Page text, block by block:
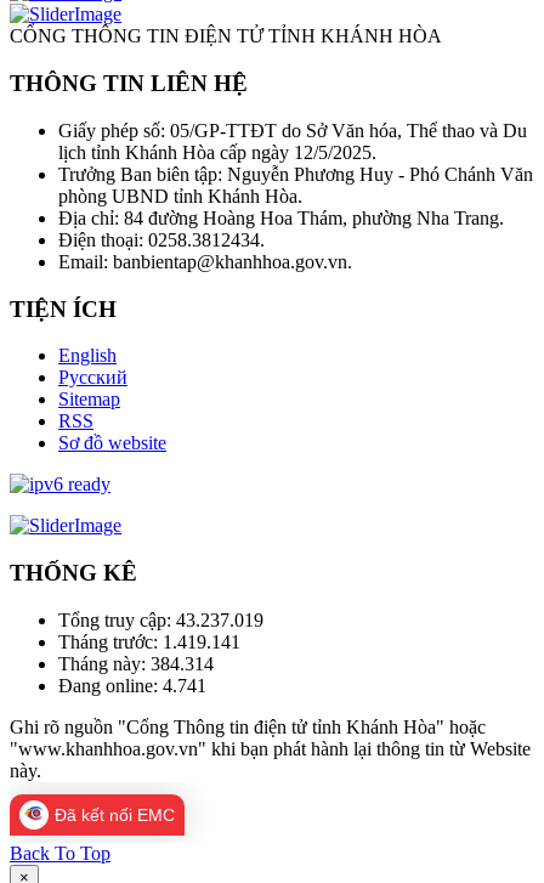
CỔNG THÔNG TIN ĐIỆN TỬ TỈNH KHÁNH HÒA
THÔNG TIN LIÊN HỆ
Giấy phép số: 05/GP-TTĐT do Sở Văn hóa, Thể thao và Du
lịch tỉnh Khánh Hòa cấp ngày 12/5/2025.
Trưởng Ban biên tập: Nguyễn Phương Huy - Phó Chánh Văn
phòng UBND tỉnh Khánh Hòa.
Địa chỉ: 84 đường Hoàng Hoa Thám, phường Nha Trang.
Điện thoại: 0258.3812434.
Email: banbientap@khanhhoa.gov.vn.
TIỆN ÍCH
English
Русский
Sitemap
RSS
Sơ đồ website
THỐNG KÊ
Tổng truy cập: 43.237.019
Tháng trước: 1.419.141
Tháng này: 384.314
Đang online: 4.741
Ghi rõ nguồn "Cổng Thông tin điện tử tỉnh Khánh Hòa" hoặc
"www.khanhhoa.gov.vn" khi bạn phát hành lại thông tin từ Website
này.
Đã kết nối EMC
Back To Top
×